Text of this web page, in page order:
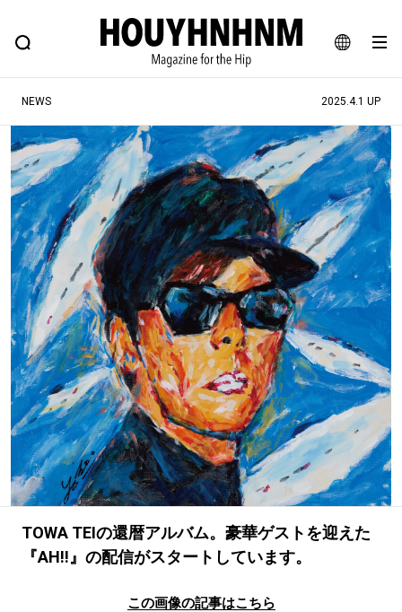
JA
EN
FEATURE BLOG SNAP
ヒップなファッション、カルチャー、ライフスタイルWEBマガジン
#注目のタグ
#SHOPPING ADDICT #憧れの逸品
#MONTHLY JOURNAL #ESSENTIAL DESIGNS
#NEW VINTAGE #古着サミット
#マイナーグッド図鑑 #フイナムのYouTube
#Commune H #FOCUS IT #AH.H
#ととけん #FASHION #MUSIC #MOVIE
#LIFESTYLE #SNEAKER #OUTDOOR
#SPORTS #HANDSOME HANDBOOK
NEWS 2025.4.1 UP
TOWA TEIの還暦アルバム。豪華ゲストを迎えた
『AH!!』の配信がスタートしています。
この画像の記事はこちら